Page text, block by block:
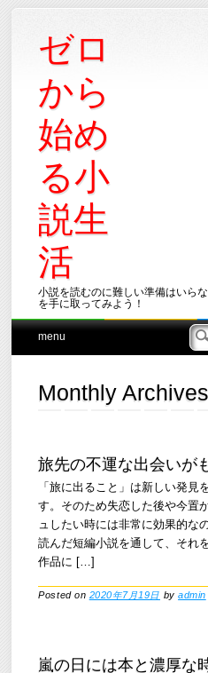
ゼロ
から
始め
る小
説生
活
小説を読むのに難しい準備はいら
を手に取ってみよう！
Main menu
Skip
menu
Monthly
旅先の不運な出会いが
「旅に出ること」は新しい発見
す。そのため失恋した後や今置
ュしたい時には非常に効果的な
読んだ短編小説を通して、それ
作品に […]
Posted on 2020年7月19日 byadmin
嵐の日には本と濃厚な